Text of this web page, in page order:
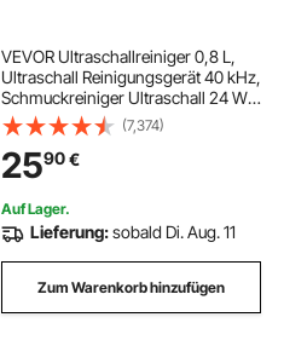
VEVOR Ultraschallreiniger 0,8 L,
Ultraschall Reinigungsgerät 40 kHz,
Schmuckreiniger Ultraschall 24 W,
Digitaler Ultraschallreiniger mit
LED-Anzeige,
Ultraschallreinigungsgerät Brillen
Ultraschall
(7,374)
2590€
Auf Lager.
Lieferung:sobald Di. Aug. 11
Zum Warenkorb hinzufügen